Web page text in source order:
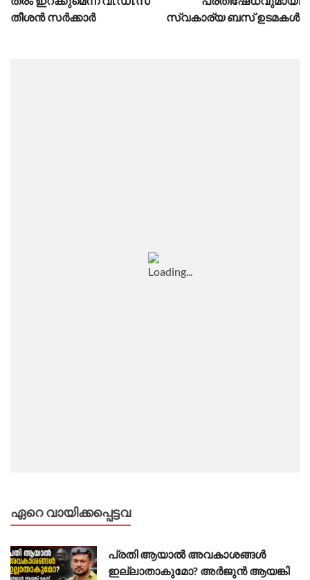
തീ​ശ​ൻ സ​ർ​ക്കാ​ർ
സ്വകാര്യ ബസ് ഉടമകള്‍
ഏറെ വായിക്കപ്പെട്ടവ
പ്രതി ആയാൽ അവകാശങ്ങൾ
ഇല്ലാതാകുമോ? അർജുൻ ആയങ്കി